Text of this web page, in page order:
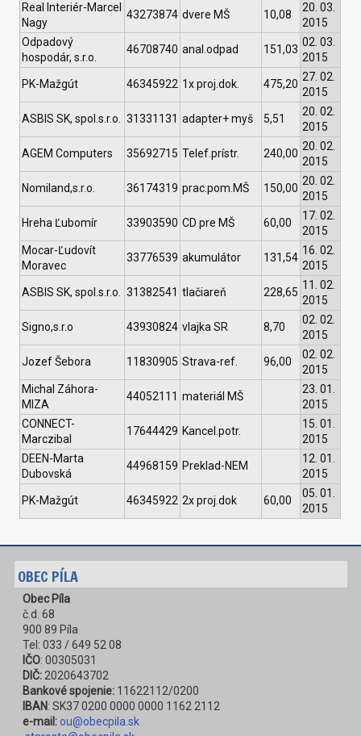
Real Interiér-Marcel
Nagy
43273874 dvere MŠ 10,08
20. 03.
2015
Odpadový
hospodár, s.r.o.
46708740 anal.odpad 151,03
02. 03.
2015
PK-Mažgút 46345922 1x proj.dok. 475,20
27. 02.
2015
ASBIS SK, spol.s.r.o. 31331131 adapter+ myš 5,51
20. 02.
2015
AGEM Computers 35692715 Telef.prístr. 240,00
20. 02.
2015
Nomiland,s.r.o. 36174319 prac.pom.MŠ 150,00
20. 02.
2015
Hreha Ľubomír 33903590 CD pre MŠ 60,00
17. 02.
2015
Mocar-Ľudovít
Moravec
33776539 akumulátor 131,54
16. 02.
2015
ASBIS SK, spol.s.r.o. 31382541 tlačiareň 228,65
11. 02.
2015
Signo,s.r.o 43930824 vlajka SR 8,70
02. 02.
2015
Jozef Šebora 11830905 Strava-ref. 96,00
02. 02.
2015
Michal Záhora-
MIZA
44052111 materiál MŠ
23. 01.
2015
CONNECT-
Marczibal
17644429 Kancel.potr.
15. 01.
2015
DEEN-Marta
Dubovská
44968159 Preklad-NEM
12. 01.
2015
PK-Mažgút 46345922 2x proj.dok 60,00
05. 01.
2015
OBEC PÍLA
Obec Píla
č.d. 68
900 89 Píla
Tel: 033 / 649 52 08
IČO: 00305031
DIČ:2020643702
Bankové spojenie:11622112/0200
IBAN: SK37 0200 0000 0000 1162 2112
e-mail:ou@obecpila.sk